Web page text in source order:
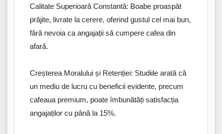
Calitate Superioară Constantă: Boabe proaspăt
prăjite, livrate la cerere, oferind gustul cel mai bun,
fără nevoia ca angajații să cumpere cafea din
afară.
Creșterea Moralului și Retenției: Studiile arată că
un mediu de lucru cu beneficii evidente, precum
cafeaua premium, poate îmbunătăți satisfacția
angajaților cu până la 15%.